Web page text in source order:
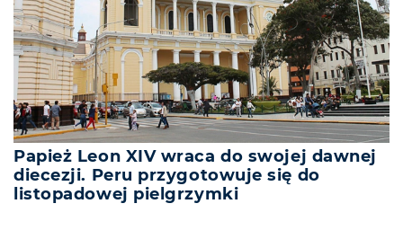
Papież Leon XIV wraca do swojej dawnej
diecezji. Peru przygotowuje się do
listopadowej pielgrzymki